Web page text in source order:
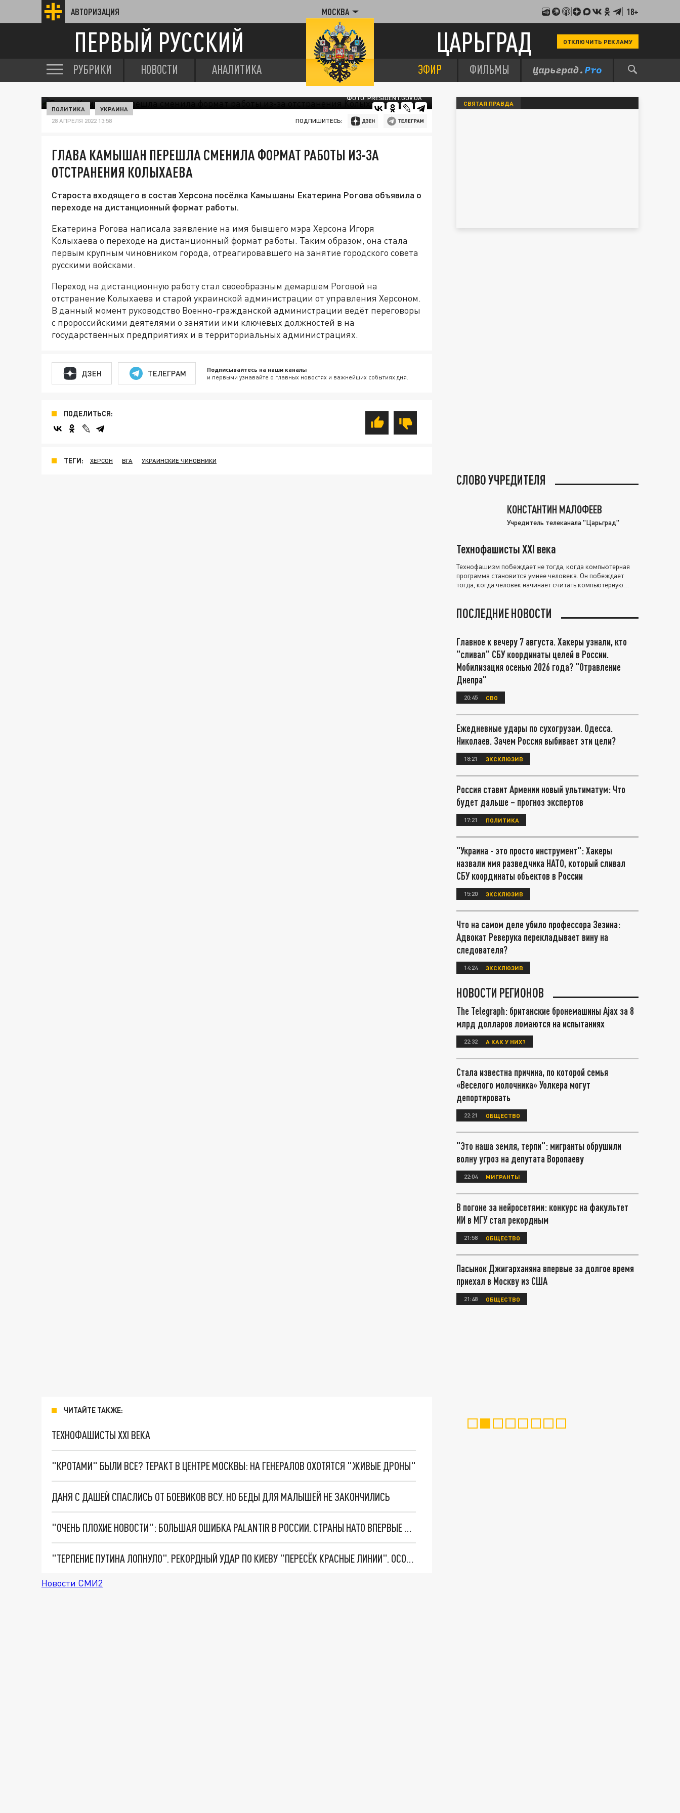
АВТОРИЗАЦИЯ МОСКВА 18+
ПЕРВЫЙ РУССКИЙ ЦАРЬГРАД ОТКЛЮЧИТЬ РЕКЛАМУ
РУБРИКИ НОВОСТИ АНАЛИТИКА ЭФИР ФИЛЬМЫ
ФОТО: PRESIDENT.GOV.UA
ПОЛИТИКА УКРАИНА
28 АПРЕЛЯ 2022 13:58 ПОДПИШИТЕСЬ:
ГЛАВА КАМЫШАН ПЕРЕШЛА СМЕНИЛА ФОРМАТ РАБОТЫ ИЗ-ЗА
ОТСТРАНЕНИЯ КОЛЫХАЕВА
Староста входящего в состав Херсона посёлка Камышаны Екатерина Рогова объявила о
переходе на дистанционный формат работы.
Екатерина Рогова написала заявление на имя бывшего мэра Херсона Игоря
Колыхаева о переходе на дистанционный формат работы. Таким образом, она стала
первым крупным чиновником города, отреагировавшего на занятие городского совета
русскими войсками.
Переход на дистанционную работу стал своеобразным демаршем Роговой на
отстранение Колыхаева и старой украинской администрации от управления Херсоном.
В данный момент руководство Военно-гражданской администрации ведёт переговоры
с пророссийскими деятелями о занятии ими ключевых должностей в на
государственных предприятиях и в территориальных администрациях.
ДЗЕН ТЕЛЕГРАМ Подписывайтесь на наши каналы
и первыми узнавайте о главных новостях и важнейших событиях дня.
ПОДЕЛИТЬСЯ:
ТЕГИ: ХЕРСОН ВГА УКРАИНСКИЕ ЧИНОВНИКИ
ЧИТАЙТЕ ТАКЖЕ:
ТЕХНОФАШИСТЫ XXI ВЕКА
"КРОТАМИ" БЫЛИ ВСЕ? ТЕРАКТ В ЦЕНТРЕ МОСКВЫ: НА ГЕНЕРАЛОВ ОХОТЯТСЯ "ЖИВЫЕ ДРОНЫ"
ДАНЯ С ДАШЕЙ СПАСЛИСЬ ОТ БОЕВИКОВ ВСУ. НО БЕДЫ ДЛЯ МАЛЫШЕЙ НЕ ЗАКОНЧИЛИСЬ
"ОЧЕНЬ ПЛОХИЕ НОВОСТИ": БОЛЬШАЯ ОШИБКА PALANTIR В РОССИИ. СТРАНЫ НАТО ВПЕРВЫЕ ЗА СВО ОСТАНОВИЛИ ПОСТАВКИ ОРУЖИЯ. ВСУ ТЕРЯЮТ ПРИГРАНИЧЬЕ?
"ТЕРПЕНИЕ ПУТИНА ЛОПНУЛО". РЕКОРДНЫЙ УДАР ПО КИЕВУ "ПЕРЕСЁК КРАСНЫЕ ЛИНИИ". ОСОБЫЕ СПЕЦЫ КНДР НА ЛБС? ТАЙНЫЕ ПЕРЕГОВОРЫ ЕВРОПЫ И МОСКВЫ
Новости СМИ2
СВЯТАЯ ПРАВДА
СЛОВО УЧРЕДИТЕЛЯ
КОНСТАНТИН МАЛОФЕЕВ
Учредитель телеканала "Царьград"
Технофашисты XXI века
Технофашизм побеждает не тогда, когда компьютерная
программа становится умнее человека. Он побеждает
тогда, когда человек начинает считать компьютерную
ПОСЛЕДНИЕ НОВОСТИ
Главное к вечеру 7 августа. Хакеры узнали, кто
"сливал" СБУ координаты целей в России.
Мобилизация осенью 2026 года? "Отравление
Днепра"
20:45 СВО
Ежедневные удары по сухогрузам. Одесса.
Николаев. Зачем Россия выбивает эти цели?
18:21 ЭКСКЛЮЗИВ
Россия ставит Армении новый ультиматум: Что
будет дальше – прогноз экспертов
17:21 ПОЛИТИКА
"Украина - это просто инструмент": Хакеры
назвали имя разведчика НАТО, который сливал
СБУ координаты объектов в России
15:20 ЭКСКЛЮЗИВ
Что на самом деле убило профессора Зезина:
Адвокат Реверука перекладывает вину на
следователя?
14:24 ЭКСКЛЮЗИВ
НОВОСТИ РЕГИОНОВ
The Telegraph: британские бронемашины Ajax за 8
млрд долларов ломаются на испытаниях
22:32 А КАК У НИХ?
Стала известна причина, по которой семья
«Веселого молочника» Уолкера могут
депортировать
22:21 ОБЩЕСТВО
"Это наша земля, терпи": мигранты обрушили
волну угроз на депутата Воропаеву
22:04 МИГРАНТЫ
В погоне за нейросетями: конкурс на факультет
ИИ в МГУ стал рекордным
21:58 ОБЩЕСТВО
Пасынок Джигарханяна впервые за долгое время
приехал в Москву из США
21:48 ОБЩЕСТВО